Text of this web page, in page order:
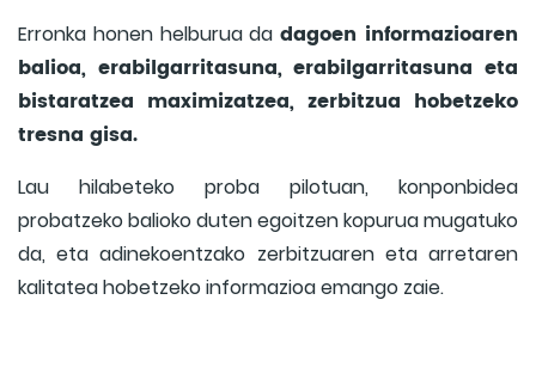
Erronka honen helburua dadagoen informazioaren
balioa, erabilgarritasuna, erabilgarritasuna eta
bistaratzea maximizatzea, zerbitzua hobetzeko
tresna gisa.
Lau hilabeteko proba pilotuan, konponbidea
probatzeko balioko duten egoitzen kopurua mugatuko
da, eta adinekoentzako zerbitzuaren eta arretaren
kalitatea hobetzeko informazioa emango zaie.